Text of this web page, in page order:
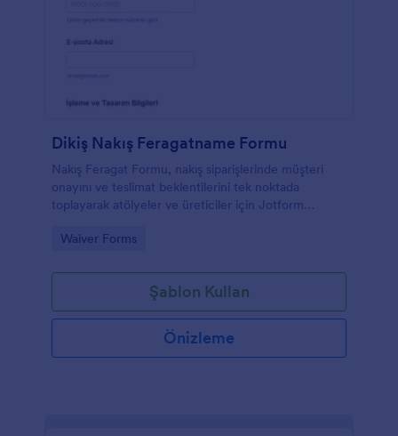
Dikiş Nakış Feragatname Formu
Nakış Feragat Formu, nakış siparişlerinde müşteri
onayını ve teslimat beklentilerini tek noktada
toplayarak atölyeler ve üreticiler için Jotform
sağlar.
Go to Category:
Waiver Forms
Şablon Kullan
Önizleme